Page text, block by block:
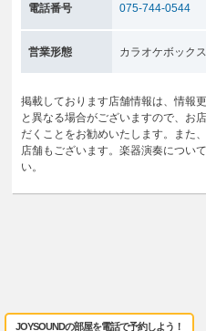
電話番号 075-744-0544
営業形態 カラオケボックス
掲載しております店舗情報は、情報
と異なる場合がございますので、お
だくことをお勧めいたします。また
店舗もございます。楽器演奏につい
い。
JOYSOUNDの部屋を電話で予約しよう！